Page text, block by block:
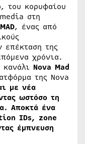
του κορυφαίου
στη
MAD, ένας από
επέκταση της
χρόνια.
Nova Mad
της Nova
με νέα
ωστόσο τη
Αποκτά ένα
IDs, zone
έμπνευση